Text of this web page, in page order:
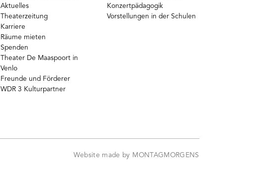
Aktuelles
Theaterzeitung
Karriere
Räume mieten
Spenden
Theater De Maaspoort in
Venlo
Freunde und Förderer
WDR 3 Kulturpartner
Konzertpädagogik
Vorstellungen in der Schulen
Website made by MONTAGMORGENS